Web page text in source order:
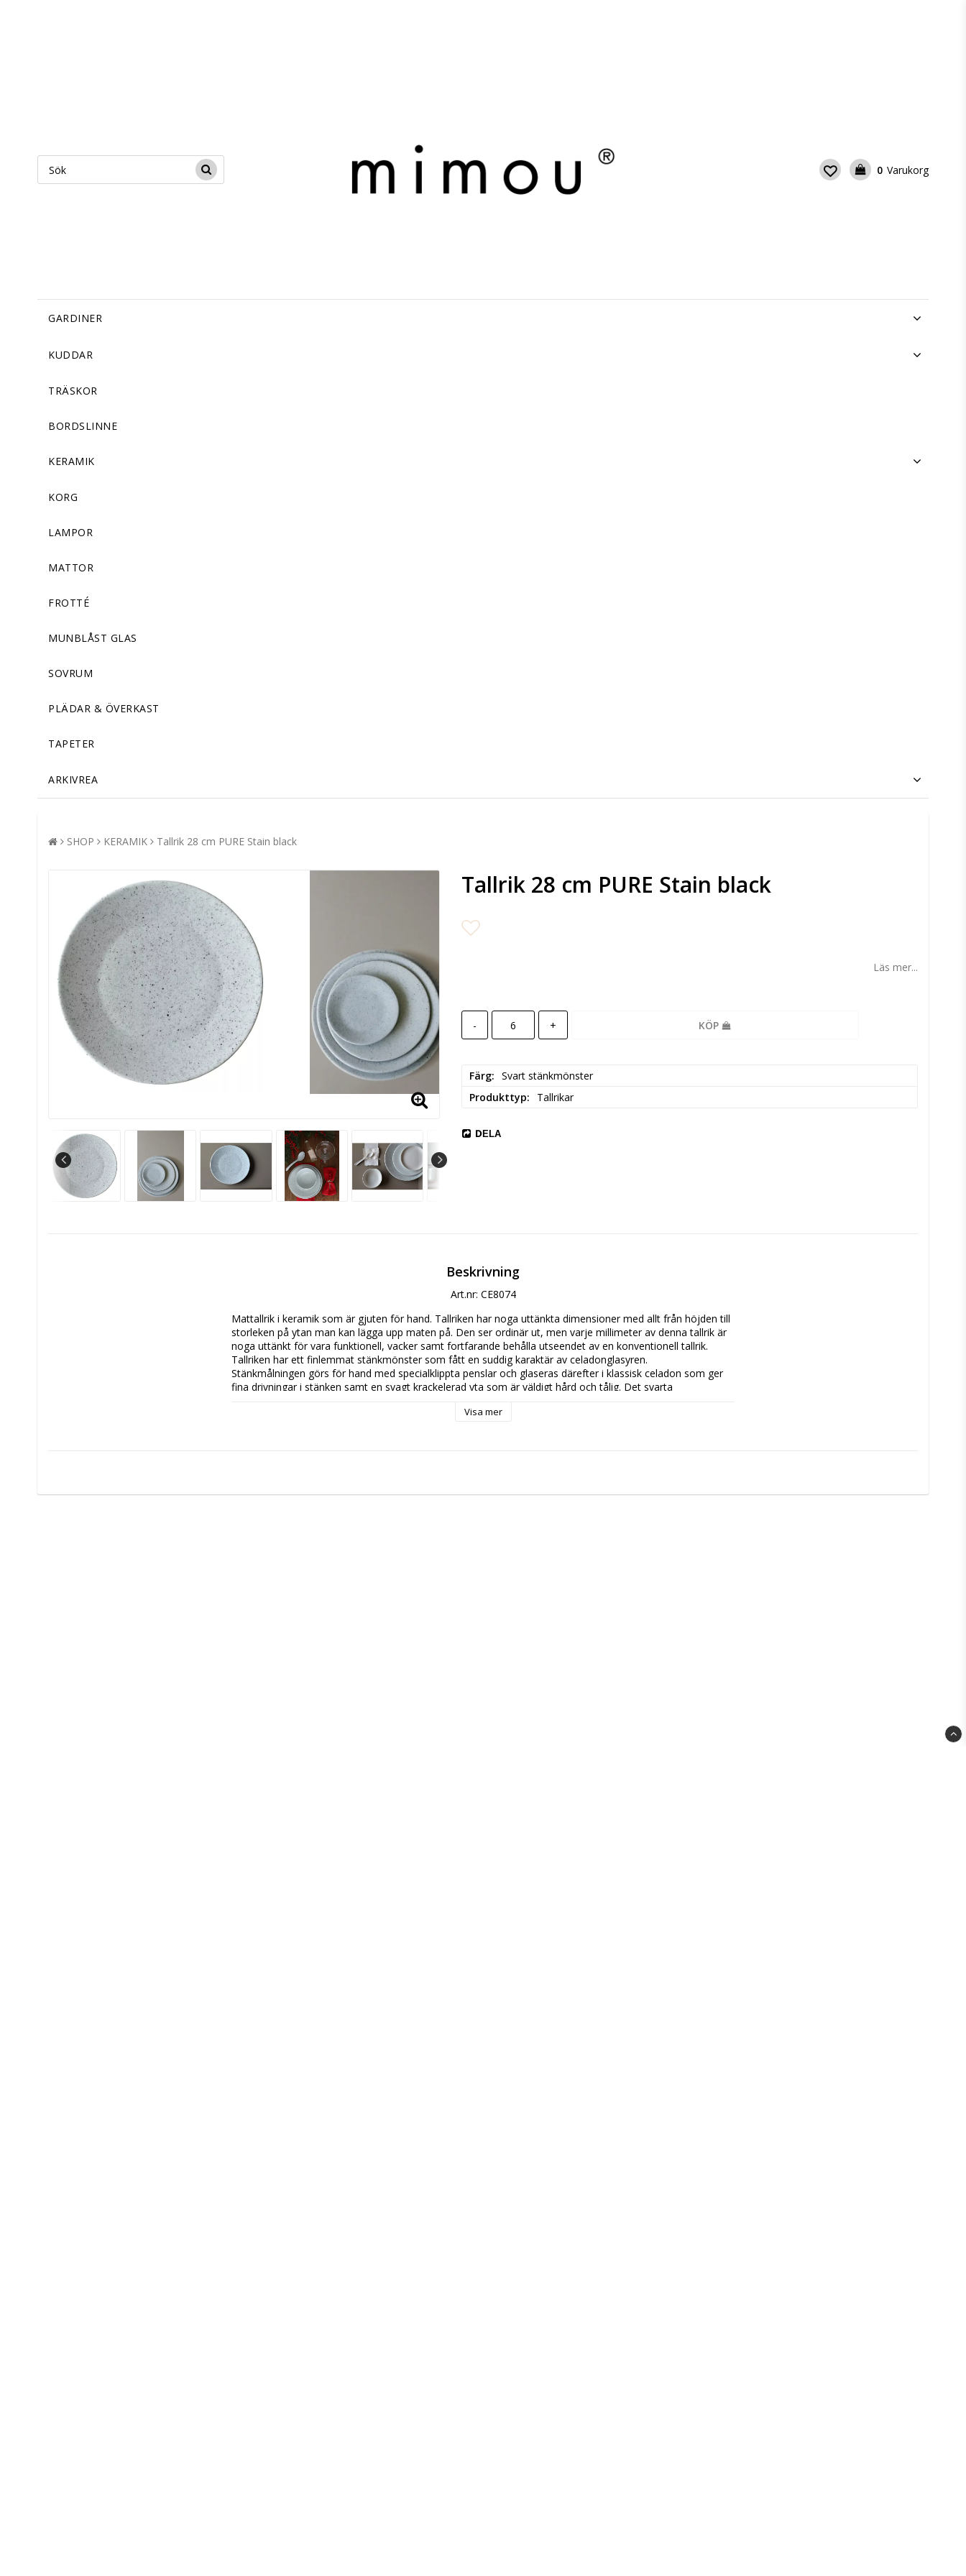
0 Varukorg
GARDINER
KUDDAR
TRÄSKOR
BORDSLINNE
KERAMIK
KORG
LAMPOR
MATTOR
FROTTÉ
MUNBLÅST GLAS
SOVRUM
PLÄDAR & ÖVERKAST
TAPETER
ARKIVREA
SHOP KERAMIK Tallrik 28 cm PURE Stain black
Tallrik 28 cm PURE Stain black
Läs mer...
- + KÖP
Färg
Svart stänkmönster
Produkttyp
Tallrikar
DELA
Beskrivning
Art.nr: CE8074
Mattallrik i keramik som är gjuten för hand. Tallriken har noga uttänkta dimensioner med allt från höjden till
storleken på ytan man kan lägga upp maten på. Den ser ordinär ut, men varje millimeter av denna tallrik är
noga uttänkt för vara funktionell, vacker samt fortfarande behålla utseendet av en konventionell tallrik.
Tallriken har ett finlemmat stänkmönster som fått en suddig karaktär av celadonglasyren.
Stänkmålningen görs för hand med specialklippta penslar och glaseras därefter i klassisk celadon som ger
fina drivningar i stänken samt en svagt krackelerad yta som är väldigt hård och tålig. Det svarta
uppläggningsfat. Även vackert att ha framme att samla stilleben på samt som samlingsplats för fina
Tål mikrovågsugn och maskindisk. Storlek 28 cm
Visa mer